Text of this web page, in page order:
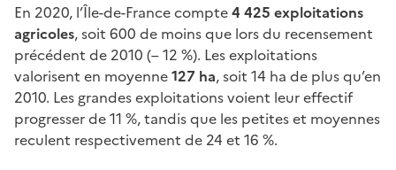
En 2020, l’Île-de-France compte4 425 exploitations
agricoles, soit 600 de moins que lors du recensement
précédent de 2010 (– 12 %). Les exploitations
valorisent en moyenne127 ha, soit 14 ha de plus qu’en
2010. Les grandes exploitations voient leur effectif
progresser de 11 %, tandis que les petites et moyennes
reculent respectivement de 24 et 16 %.